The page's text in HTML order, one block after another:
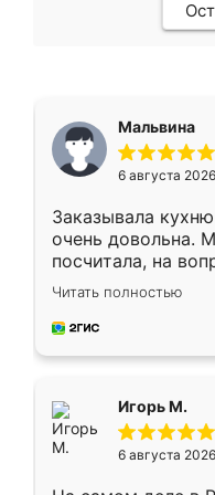
Мальвина
6 августа 2026
Заказывала
очень довольна.
посчитала, на
Замерщик
делу со всей
за день, ребята
Читать полностью
Игорь М.
6 августа 2026